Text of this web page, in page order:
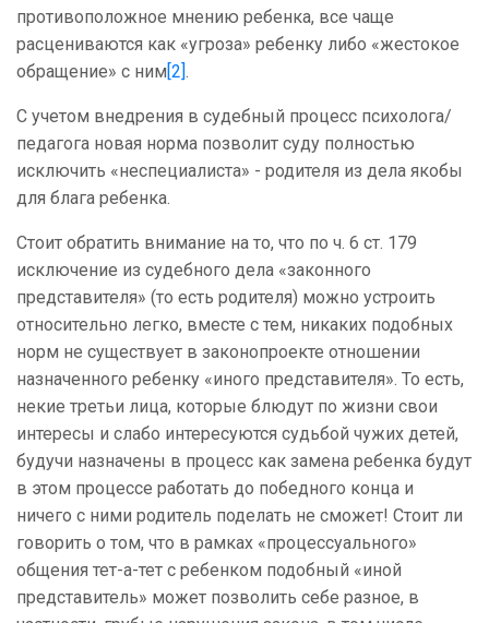
противоположное мнению ребенка, все чаще
расцениваются как «угроза» ребенку либо «жестокое
обращение» с ним[2].
С учетом внедрения в судебный процесс психолога/
педагога новая норма позволит суду полностью
исключить «неспециалиста» - родителя из дела якобы
для блага ребенка.
Стоит обратить внимание на то, что по ч. 6 ст. 179
исключение из судебного дела «законного
представителя» (то есть родителя) можно устроить
относительно легко, вместе с тем, никаких подобных
норм не существует в законопроекте отношении
назначенного ребенку «иного представителя». То есть,
некие третьи лица, которые блюдут по жизни свои
интересы и слабо интересуются судьбой чужих детей,
будучи назначены в процесс как замена ребенка будут
в этом процессе работать до победного конца и
ничего с ними родитель поделать не сможет! Стоит ли
говорить о том, что в рамках «процессуального»
общения тет-а-тет с ребенком подобный «иной
представитель» может позволить себе разное, в